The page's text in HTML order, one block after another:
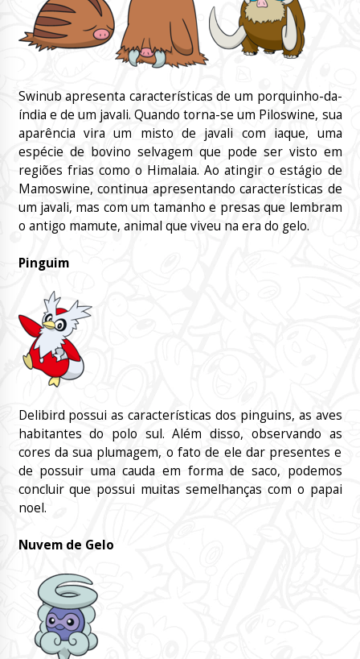
Swinub apresenta características de um porquinho-da-
índia e de um javali. Quando torna-se um Piloswine, sua
aparência vira um misto de javali com iaque, uma
espécie de bovino selvagem que pode ser visto em
regiões frias como o Himalaia. Ao atingir o estágio de
Mamoswine, continua apresentando características de
um javali, mas com um tamanho e presas que lembram
o antigo mamute, animal que viveu na era do gelo.
Pinguim
Delibird possui as características dos pinguins, as aves
habitantes do polo sul. Além disso, observando as
cores da sua plumagem, o fato de ele dar presentes e
de possuir uma cauda em forma de saco, podemos
concluir que possui muitas semelhanças com o papai
noel.
Nuvem de Gelo